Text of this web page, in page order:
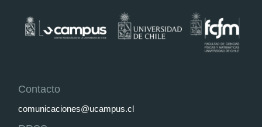
Contacto
comunicaciones@ucampus.cl